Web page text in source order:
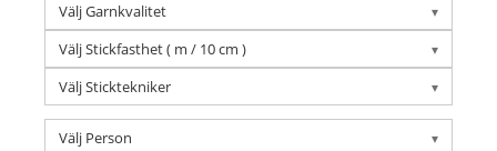
Välj Garnkvalitet
Välj Stickfasthet ( m / 10 cm )
Välj Sticktekniker
Välj Person